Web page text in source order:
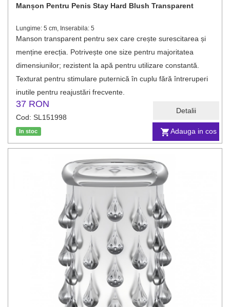
Adauga in cos
Detalii
Manșon Pentru Penis Stay Hard Blush Transparent
Lungime: 5 cm, Inserabila: 5
Manson transparent pentru sex care crește surescitarea și
menține erecția. Potrivește one size pentru majoritatea
dimensiunilor; rezistent la apă pentru utilizare constantă.
Texturat pentru stimulare puternică în cuplu fără întreruperi
inutile pentru reajustări frecvente.
37 RON
Cod: SL151998
In stoc